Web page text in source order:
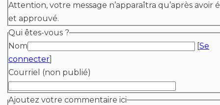
Attention, votre message n’apparaîtra qu’après avoir
et approuvé.
Qui êtes-vous ?
Nom
[Se
connecter]
Courriel (non publié)
Ajoutez votre commentaire ici